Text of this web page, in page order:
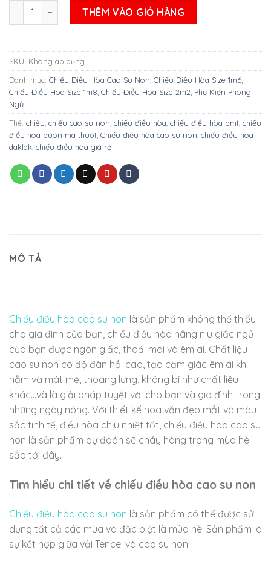
Chiếu điều hòa cao su non loại tốt - Mẫu 9 số lượng
THÊM VÀO GIỎ HÀNG
SKU: Không áp dụng
Danh mục: Chiếu Điều Hòa Cao Su Non, Chiếu Điều Hòa Size 1m6,
Chiếu Điều Hòa Size 1m8, Chiếu Điều Hòa Size 2m2, Phụ Kiện Phòng
Ngủ
Thẻ: chiêu, chiếu cao su non, chiếu điều hòa, chiếu điều hòa bmt, chiếu
điều hòa buôn ma thuột, Chiếu điều hòa cao su non, chiếu điều hòa
daklak, chiếu điều hòa giá rẻ
MÔ TẢ
Chiếu điều hòa cao su non là sản phẩm không thể thiếu
cho gia đình của bạn, chiếu điều hòa nâng niu giấc ngủ
của bạn được ngon giấc, thoải mái và êm ái. Chất liệu
cao su non có độ đàn hồi cao, tạo cảm giác êm ái khi
nằm và mát mẻ, thoáng lưng, không bí như chất liệu
khác…và là giải pháp tuyệt vời cho bạn và gia đình trong
những ngày nóng. Với thiết kế hoa văn đẹp mắt và màu
sắc tinh tế, điều hòa chịu nhiệt tốt, chiếu điều hòa cao su
non là sản phẩm dự đoán sẽ cháy hàng trong mùa hè
sắp tới đây.
Tìm hiểu chi tiết về chiếu điều hòa cao su non
Chiếu điều hòa cao su non là sản phẩm có thể được sử
dụng tất cả các mùa và đặc biệt là mùa hè. Sản phẩm là
sự kết hợp giữa vải Tencel và cao su non.